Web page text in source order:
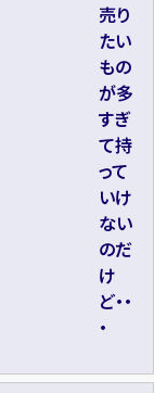
売り
たい
もの
が多
すぎ
て持
って
いけ
ない
のだ
け
ど・・
・